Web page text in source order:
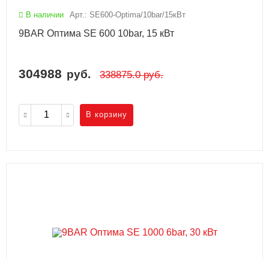
В наличии Арт.: SE600-Optima/10bar/15кВт
9BAR Оптима SE 600 10bar, 15 кВт
304988 руб. 338875.0руб.
В корзину